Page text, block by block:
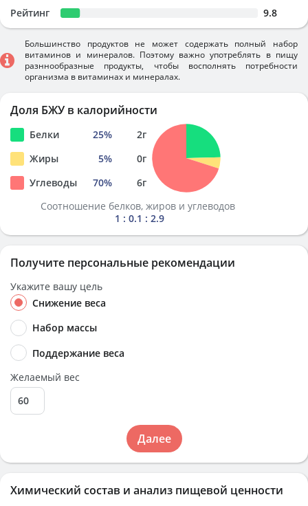
Химический состав и анализ пищевой ценности
Рейтинг 9.8
Большинство продуктов не может содержать полный набор
витаминов и минералов. Поэтому важно употреблять в пищу
разннообразные продукты, чтобы восполнять потребности
организма в витаминах и минералах.
Доля БЖУ в калорийности
Белки 25% 2г
Жиры
5% 0г
Углеводы
70% 6г
Соотношение белков, жиров и углеводов
1 : 0.1 : 2.9
Получите персональные рекомендации
Укажите вашу цель
Снижение веса
Набор массы
Поддержание веса
Желаемый вес
Далее